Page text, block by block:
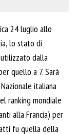
24 luglio allo
lo stato di
dalla
quello a 7. Sarà
italiana
ranking mondiale
alla Francia) per
fu quella della